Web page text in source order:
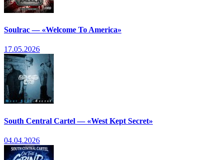
Soulrac — «Welcome To America»
17.05.2026
South Central Cartel — «West Kept Secret»
04.04.2026